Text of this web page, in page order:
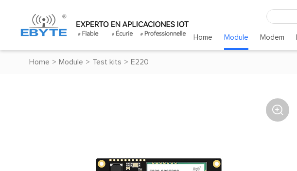
Home Module Modem
Home > Module > Test kits > E220
